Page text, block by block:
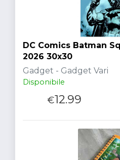
DC Comics Batman
2026 30x30
Gadget - Gadget Vari
Disponibile
€12.99